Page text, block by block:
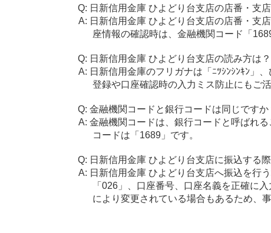
日新信用金庫 ひよどり台支店の店番・支
日新信用金庫 ひよどり台支店の店番・支
座情報の確認時は、金融機関コード「
日新信用金庫 ひよどり台支店の読み方は？
日新信用金庫のフリガナは「ﾆﾂｼﾝｼﾝｷﾝ」
登録や口座確認時の入力ミス防止にもご活
金融機関コードと銀行コードは同じですか
金融機関コードは、銀行コードと呼ばれ
コードは「1689」です。
日新信用金庫 ひよどり台支店に振込する
日新信用金庫 ひよどり台支店へ振込を行
「026」、口座番号、口座名義を正確に
により変更されている場合もあるため、